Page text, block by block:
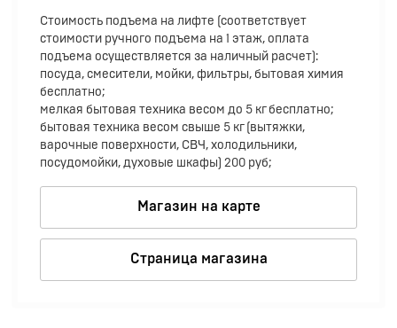
Стоимость подъема на лифте (соответствует
стоимости ручного подъема на 1 этаж, оплата
подъема осуществляется за наличный расчет):
посуда, смесители, мойки, фильтры, бытовая химия
бесплатно;
мелкая бытовая техника весом до 5 кг бесплатно;
бытовая техника весом свыше 5 кг (вытяжки,
варочные поверхности, СВЧ, холодильники,
посудомойки, духовые шкафы) 200 руб;
Магазин на карте
Страница магазина